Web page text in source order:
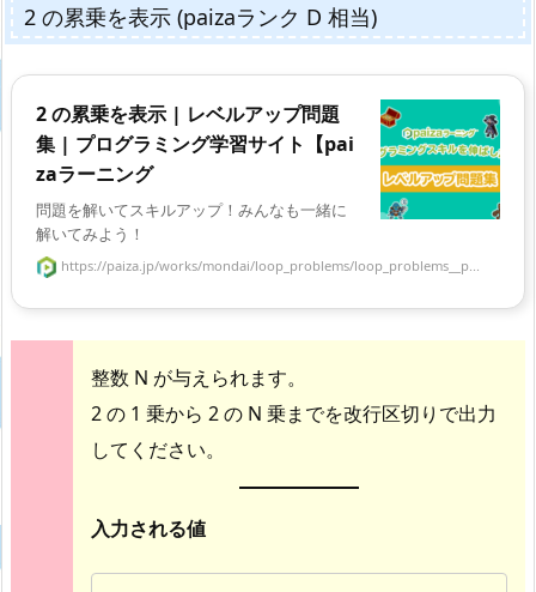
2 の累乗を表示 (paizaランク D 相当)
2 の累乗を表示 | レベルアップ問題
集 | プログラミング学習サイト【pai
zaラーニング
問題を解いてスキルアップ！みんなも一緒に
解いてみよう！
https://paiza.jp/works/mondai/loop_problems/loop_problems__p...
整数 N が与えられます。
2 の 1 乗から 2 の N 乗までを改行区切りで出力
してください。
入力される値